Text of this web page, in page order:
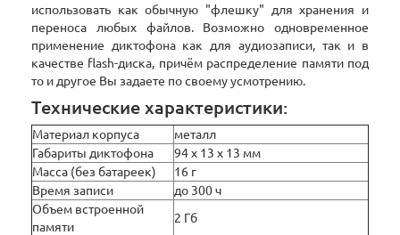
использовать как обычную "флешку" для хранения и
переноса любых файлов. Возможно одновременное
применение диктофона как для аудиозаписи, так и в
качестве flash-диска, причём распределение памяти под
то и другое Вы задаете по своему усмотрению.
Технические характеристики:
Материал корпуса
металл
Габариты диктофона
94 х 13 х 13 мм
Масса (без батареек)
16 г
Время записи
до 300 ч
Объем встроенной
памяти
2 Гб